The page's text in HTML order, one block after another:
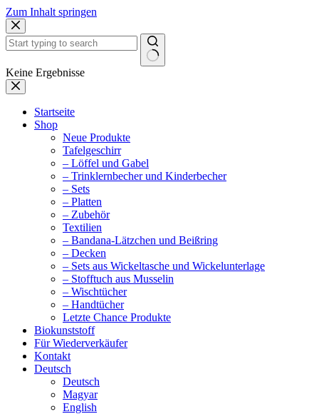
Zum Inhalt springen
Keine Ergebnisse
Startseite
Shop
Neue Produkte
Tafelgeschirr
– Löffel und Gabel
– Trinklernbecher und Kinderbecher
– Sets
– Platten
– Zubehör
Textilien
– Bandana-Lätzchen und Beißring
– Decken
– Sets aus Wickeltasche und Wickelunterlage
– Stofftuch aus Musselin
– Wischtücher
– Handtücher
Letzte Chance Produkte
Biokunststoff
Für Wiederverkäufer
Kontakt
Deutsch
Deutsch
Magyar
English